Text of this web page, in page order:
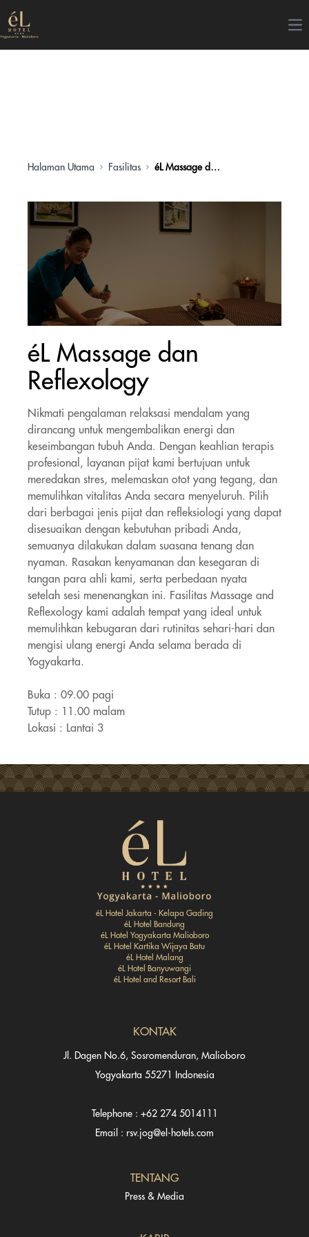
Halaman Utama Fasilitas éL Massage dan Reflexology
1
1
éL Massage dan
Reflexology
Nikmati pengalaman relaksasi mendalam yang
dirancang untuk mengembalikan energi dan
keseimbangan tubuh Anda. Dengan keahlian terapis
profesional, layanan pijat kami bertujuan untuk
meredakan stres, melemaskan otot yang tegang, dan
memulihkan vitalitas Anda secara menyeluruh. Pilih
dari berbagai jenis pijat dan refleksiologi yang dapat
disesuaikan dengan kebutuhan pribadi Anda,
semuanya dilakukan dalam suasana tenang dan
nyaman. Rasakan kenyamanan dan kesegaran di
tangan para ahli kami, serta perbedaan nyata
setelah sesi menenangkan ini. Fasilitas Massage and
Reflexology kami adalah tempat yang ideal untuk
memulihkan kebugaran dari rutinitas sehari-hari dan
mengisi ulang energi Anda selama berada di
Yogyakarta.
Buka : 09.00 pagi
Tutup : 11.00 malam
Lokasi : Lantai 3
éL Hotel Jakarta - Kelapa Gading
éL Hotel Bandung
éL Hotel Yogyakarta Malioboro
éL Hotel Kartika Wijaya Batu
éL Hotel Malang
éL Hotel Banyuwangi
éL Hotel and Resort Bali
KONTAK
Jl. Dagen No.6, Sosromenduran, Malioboro
Yogyakarta 55271 Indonesia
Telephone : +62 274 5014111
Email : rsv.jog@el-hotels.com
TENTANG
Press & Media